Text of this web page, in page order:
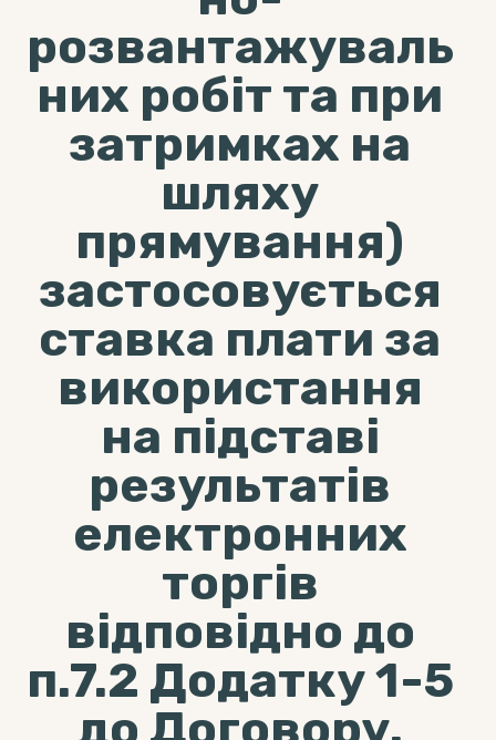
розвантажуваль
них робіт та при
затримках на
шляху
прямування)
застосовується
ставка плати за
використання
на підставі
результатів
електронних
торгів
відповідно до
п.7.2 Додатку 1-5